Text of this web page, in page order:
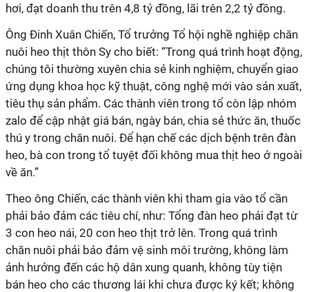
hơi, đạt doanh thu trên 4,8 tỷ đồng, lãi trên 2,2 tỷ đồng.
Ông Đinh Xuân Chiến, Tổ trưởng Tổ hội nghề nghiệp chăn
nuôi heo thịt thôn Sy cho biết: “Trong quá trình hoạt động,
chúng tôi thường xuyên chia sẻ kinh nghiệm, chuyển giao
ứng dụng khoa học kỹ thuật, công nghệ mới vào sản xuất,
tiêu thụ sản phẩm. Các thành viên trong tổ còn lập nhóm
zalo để cập nhật giá bán, ngày bán, chia sẻ thức ăn, thuốc
thú y trong chăn nuôi. Để hạn chế các dịch bệnh trên đàn
heo, bà con trong tổ tuyệt đối không mua thịt heo ở ngoài
về ăn.”
Theo ông Chiến, các thành viên khi tham gia vào tổ cần
phải bảo đảm các tiêu chí, như: Tổng đàn heo phải đạt từ
3 con heo nái, 20 con heo thịt trở lên. Trong quá trình
chăn nuôi phải bảo đảm vệ sinh môi trường, không làm
ảnh hưởng đến các hộ dân xung quanh, không tùy tiện
bán heo cho các thương lái khi chưa được ký kết; không